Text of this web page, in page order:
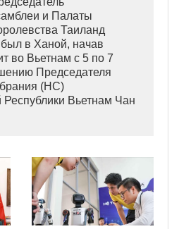
и Палаты
Таиланд
в Ханой, начав
во Вьетнам с 5 по 7
Председателя
(НС)
Республики Вьетнам Чан